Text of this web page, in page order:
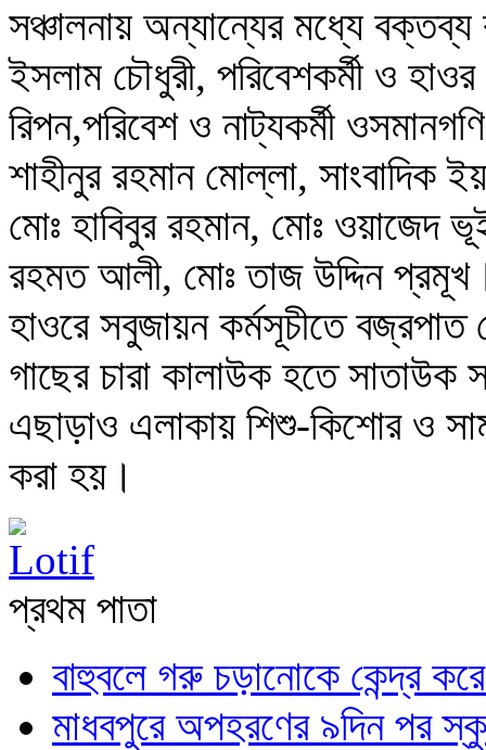
সঞ্চালনায় অন্যান্যের মধ্যে
ইসলাম চৌধুরী, পরিবেশকর্মী ও
রিপন,পরিবেশ ও নাট্যকর্মী
শাহীনুর রহমান মোল্লা,
মোঃ হাবিবুর রহমান, মোঃ ওয়াজেদ
রহমত আলী, মোঃ তাজ উদ্দিন
হাওরে সবুজায়ন কর্মসূচীতে
গাছের চারা কালাউক হতে
এছাড়াও এলাকায় শিশু-কিশোর ও
করা হয়।
প্রথম পাতা
বাহুবলে গরু চড়ানোকে কেন্দ্র
মাধবপুরে অপহরণের ৯দিন পর